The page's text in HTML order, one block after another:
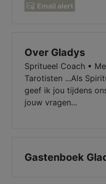
Email alert
Over Gladys
Spritueel Coach •
Tarotisten ...Als
geef ik jou tijdens
jouw vragen...
Gastenboek